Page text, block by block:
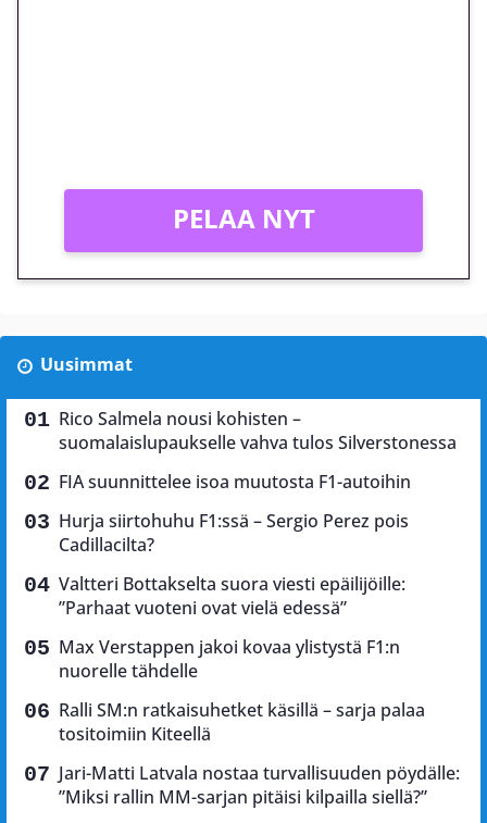
PELAA NYT
Uusimmat
Rico Salmela nousi kohisten –
suomalaislupaukselle vahva tulos Silverstonessa
FIA suunnittelee isoa muutosta F1-autoihin
Hurja siirtohuhu F1:ssä – Sergio Perez pois
Cadillacilta?
Valtteri Bottakselta suora viesti epäilijöille:
”Parhaat vuoteni ovat vielä edessä”
Max Verstappen jakoi kovaa ylistystä F1:n
nuorelle tähdelle
Ralli SM:n ratkaisuhetket käsillä – sarja palaa
tositoimiin Kiteellä
Jari-Matti Latvala nostaa turvallisuuden pöydälle:
”Miksi rallin MM-sarjan pitäisi kilpailla siellä?”